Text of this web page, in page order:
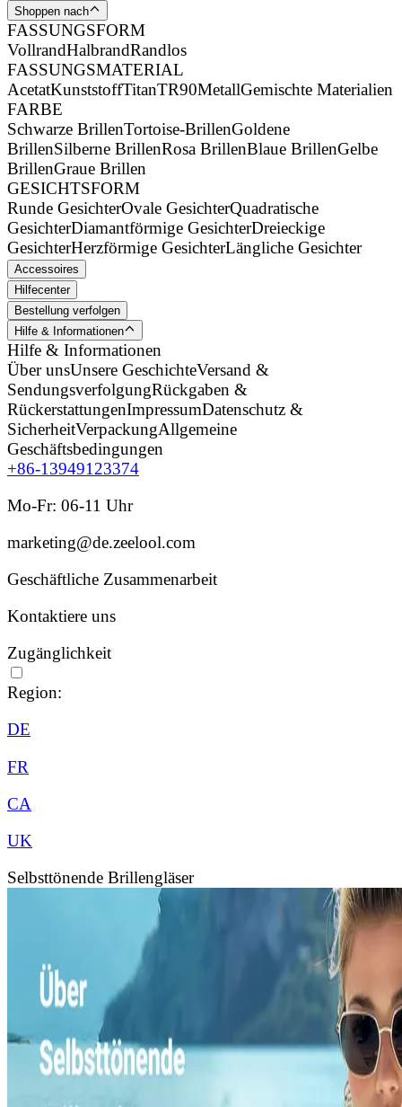
Shoppen nach
FASSUNGSFORM
VollrandHalbrandRandlos
FASSUNGSMATERIAL
AcetatKunststoffTitanTR90MetallGemischte Materialien
FARBE
Schwarze BrillenTortoise-BrillenGoldene
BrillenSilberne BrillenRosa BrillenBlaue BrillenGelbe
BrillenGraue Brillen
GESICHTSFORM
Runde GesichterOvale GesichterQuadratische
GesichterDiamantförmige GesichterDreieckige
GesichterHerzförmige GesichterLängliche Gesichter
Accessoires
Hilfecenter
Bestellung verfolgen
Hilfe & Informationen
Hilfe & Informationen
Über unsUnsere GeschichteVersand &
SendungsverfolgungRückgaben &
RückerstattungenImpressumDatenschutz &
SicherheitVerpackungAllgemeine
Geschäftsbedingungen
+86-13949123374
Mo-Fr: 06-11 Uhr
marketing@de.zeelool.com
Geschäftliche Zusammenarbeit
Kontaktiere uns
Zugänglichkeit
Region:
DE
FR
CA
UK
Selbsttönende Brillengläser